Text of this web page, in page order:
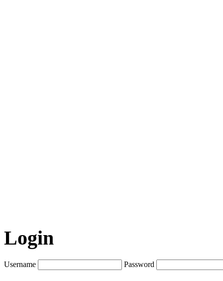
Login
Username Password